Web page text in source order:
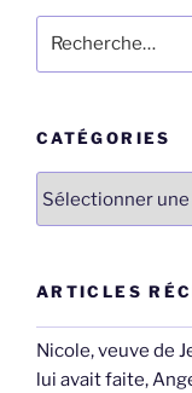
pour
CATÉGORIES
ARTICLES
Nicole, veuve de
lui avait faite,